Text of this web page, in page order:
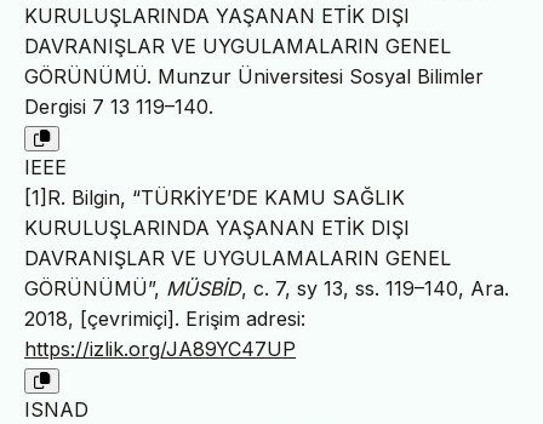
KURULUŞLARINDA YAŞANAN ETİK DIŞI
DAVRANIŞLAR VE UYGULAMALARIN GENEL
GÖRÜNÜMÜ. Munzur Üniversitesi Sosyal Bilimler
Dergisi 7 13 119–140.
IEEE
[1]R. Bilgin, “TÜRKİYE’DE KAMU SAĞLIK
KURULUŞLARINDA YAŞANAN ETİK DIŞI
DAVRANIŞLAR VE UYGULAMALARIN GENEL
GÖRÜNÜMÜ”, MÜSBİD, c. 7, sy 13, ss. 119–140, Ara.
2018, [çevrimiçi]. Erişim adresi:
https://izlik.org/JA89YC47UP
ISNAD